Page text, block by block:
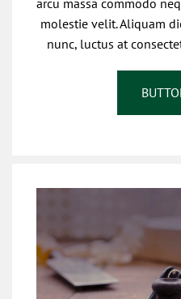
molestie velit. Aliquam
nunc, luctus at